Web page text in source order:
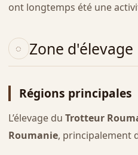
ont longtemps été une
Zone d'élevage
Régions principales
L’élevage du Trotteur
Roumanie, principalement